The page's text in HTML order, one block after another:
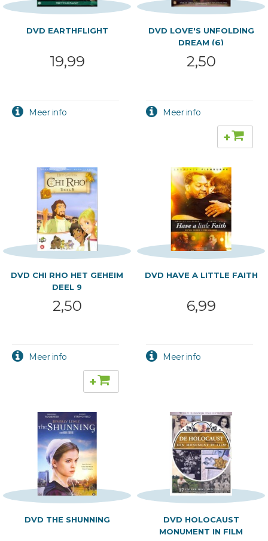
DVD EARTHFLIGHT
19,99
DVD LOVE'S UNFOLDING
DREAM (6)
2,50
+
DVD CHI RHO HET GEHEIM
DEEL 9
2,50
+
DVD HAVE A LITTLE FAITH
6,99
DVD THE SHUNNING
DVD HOLOCAUST
MONUMENT IN FILM